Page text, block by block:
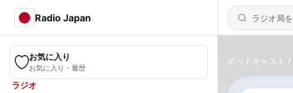
Radio Japan
お気に入り
お気に入り・履歴
ラジオ
ポッドキャスト